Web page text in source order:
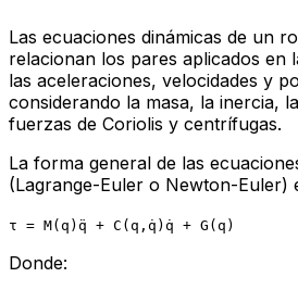
Las ecuaciones dinámicas de un
relacionan los pares aplicados en
las aceleraciones, velocidades y
considerando la masa, la inercia,
fuerzas de Coriolis y centrífugas.
La forma general de las
(Lagrange-Euler o Newton-Euler)
τ = M(q)q̈ + C(q,q̇)q̇ + G(q)
Donde: